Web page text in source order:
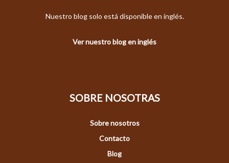
Nuestro blog solo está disponible en inglés.
Ver nuestro blog en inglés
SOBRE NOSOTRAS
Sobre nosotros
Contacto
Blog